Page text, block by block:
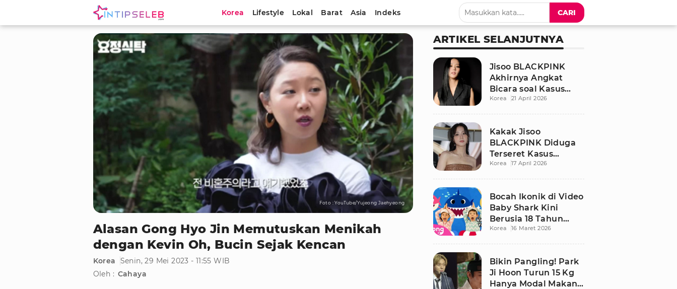
Korea Lifestyle Lokal Barat Asia Indeks CARI
Foto : YouTube/Yujeong Jaehyeong
Alasan Gong Hyo Jin Memutuskan Menikah
dengan Kevin Oh, Bucin Sejak Kencan
Korea
Senin, 29 Mei 2023 - 11:55 WIB
Oleh : Cahaya
ARTIKEL SELANJUTNYA
Jisoo BLACKPINK
Akhirnya Angkat
Bicara soal Kasus
Dugaan Pelecehan
Korea 21 April 2026
Kakak Jisoo
BLACKPINK Diduga
Terseret Kasus
Pelecehan Seksual,
Korea 17 April 2026
Bocah Ikonik di Video
Baby Shark Kini
Berusia 18 Tahun
Bikin Publik
Korea 16 Maret 2026
Bikin Pangling! Park
Ji Hoon Turun 15 Kg
Hanya Modal Makan